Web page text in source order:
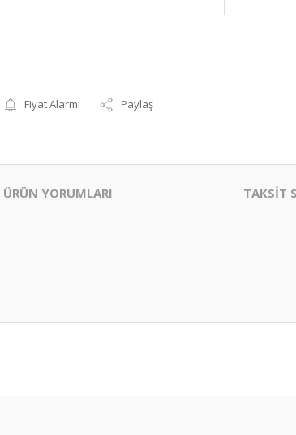
Fiyat Alarmı Paylaş
ÜRÜN YORUMLARI TAKSİT